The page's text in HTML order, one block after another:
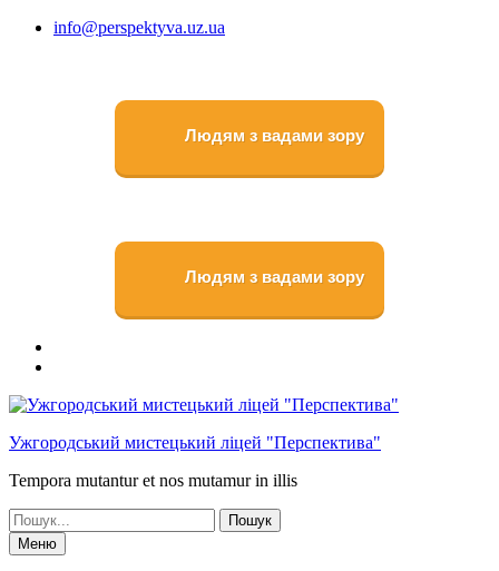
Перейтиinfo@perspektyva.uz.ua
Людям з вадами зору
Людям з вадами зору
Ужгородський мистецький ліцей "Перспектива"
Tempora mutantur et nos mutamur in illis
Шукати:
Меню